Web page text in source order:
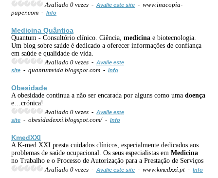
Avaliado 0 vezes - Avalie este site - www.inacopia-
paper.com - Info
Medicina Quântica
Quantum - Consultório clínico. Ciência, medicina e biotecnologia.
Um blog sobre saúde é dedicado a oferecer informações de confiança
em saúde e qualidade de vida.
Avaliado 0 vezes - Avalie este
site - quantumvida.blogspot.com - Info
Obesidade
A obesidade continua a não ser encarada por alguns como uma doença
e…crónica!
Avaliado 0 vezes - Avalie este
site - obesidadexxi.blogspot.com/ - Info
KmedXXI
A K-med XXI presta cuidados clínicos, especialmente dedicados aos
problemas de saúde ocupacional. Os seus especialistas em Medicina
no Trabalho e o Processo de Autorização para a Prestação de Serviços
Avaliado 0 vezes - Avalie este site - www.kmedxxi.pt - Info